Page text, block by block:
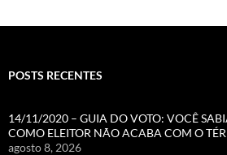
POSTS RECENTES
14/11/2020 – GUIA DO VOTO: VOCÊ
COMO ELEITOR NÃO ACABA COM O
agosto 8, 2026